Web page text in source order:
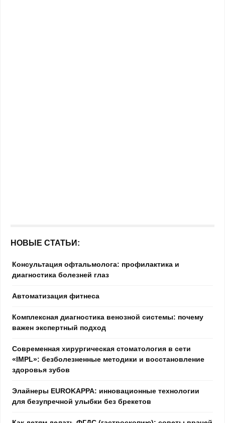
НОВЫЕ СТАТЬИ:
Консультация офтальмолога: профилактика и
диагностика болезней глаз
Автоматизация фитнеса
Комплексная диагностика венозной системы: почему
важен экспертный подход
Современная хирургическая стоматология в сети
«IMPL»: безболезненные методики и восстановление
здоровья зубов
Элайнеры EUROKAPPA: инновационные технологии
для безупречной улыбки без брекетов